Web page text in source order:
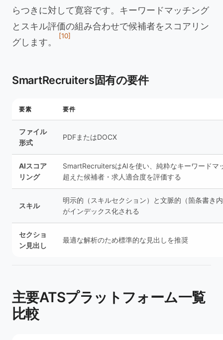
らつきに対して寛容です。キーワードマッチング
とスキル評価の組み合わせで候補者をスコアリン
グします。
[10]
SmartRecruiters固有の要件
要素 要件
ファイル
形式
PDFまたはDOCX
AIスコア
リング
SmartRecruitersはAIを使い、純粋なキーワードマ
超えた候補者・求人適合度を評価する
スキル
明示的（スキルセクション）と文脈的（箇条書き
がインデックス化される
セクショ
ン見出し
最適な解析のため標準的な見出しを推奨
主要ATSプラットフォーム一覧
比較